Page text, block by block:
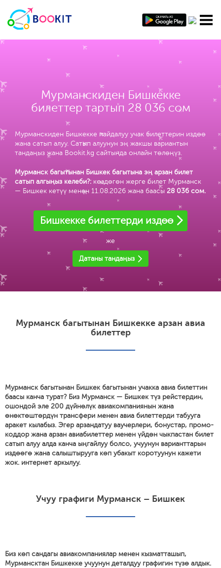
Мурманскиден Бишкекке
билеттер тартып 28 036 сом
Мурманскиден Бишкекке пайдалуу учак билеттерин издөө
жана сатып алуу. Сатып алуунун эң жакшы вариантын
тандаңыз жана Bookit.kg сайтында онлайн төлөңүз.
Мурманск багытынан Бишкек багытына эң арзан билет
сатып алгыңыз келеби?: көздөгөн жерге билет Мурманск
— Бишкек кетүү менен 11.08.2026 жана баасы 28 036 сом.
Бишкекке билеттерди издөө
же
Датаны тандаңыз
Мурманск багытынан Бишкекке арзан авиа
билеттер
Мурманск багытынан Бишкек багытынан учакка авиа билеттин
баасы канча турат? Биз Мурманск — Бишкек түз рейстердин,
ошондой эле 200 дүйнөлүк авиакомпаниянын жана
өнөктөштөрдүн трансфери менен авиа билеттерди табууга
аракет кылабыз. Эгер арзандатуу ваучерлери, бонустар, промо-
коддор жана арзан авиабилеттер менен үйдөн чыкпастан билет
сатып алуу алда канча ыңгайлуу болсо, учуунун варианттарын
издөөгө жана салыштырууга көп убакыт коротуунун кажети
жок. интернет аркылуу.
Учуу графиги Мурманск – Бишкек
Биз көп сандагы авиакомпаниялар менен кызматташып,
Мурмансктан Бишкекке учуунун деталдуу графигин түзө алдык.